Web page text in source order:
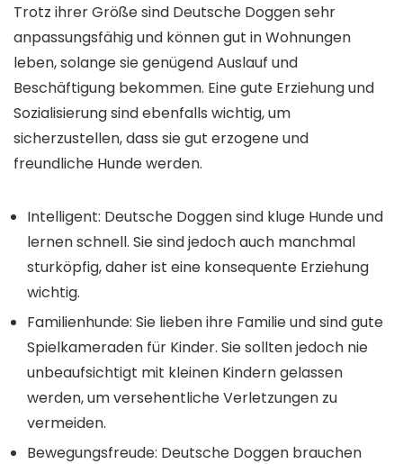
Trotz ihrer Größe sind Deutsche Doggen sehr
anpassungsfähig und können gut in Wohnungen
leben, solange sie genügend Auslauf und
Beschäftigung bekommen. Eine gute Erziehung und
Sozialisierung sind ebenfalls wichtig, um
sicherzustellen, dass sie gut erzogene und
freundliche Hunde werden.
Intelligent: Deutsche Doggen sind kluge Hunde und
lernen schnell. Sie sind jedoch auch manchmal
sturköpfig, daher ist eine konsequente Erziehung
wichtig.
Familienhunde: Sie lieben ihre Familie und sind gute
Spielkameraden für Kinder. Sie sollten jedoch nie
unbeaufsichtigt mit kleinen Kindern gelassen
werden, um versehentliche Verletzungen zu
vermeiden.
Bewegungsfreude: Deutsche Doggen brauchen